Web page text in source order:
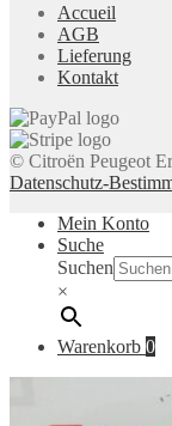
Accueil
AGB
Lieferung
Kontakt
© Citroën Peugeot
Datenschutz-
Mein Konto
Suche
Suchen
×
Warenkorb 0